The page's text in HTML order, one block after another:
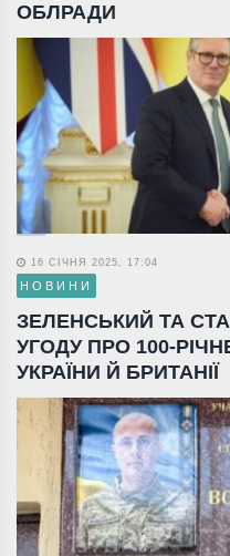
ОБЛРАДИ
16 СІЧНЯ 2025, 17:04
НОВИНИ
ЗЕЛЕНСЬКИЙ ТА
УГОДУ ПРО 100-
УКРАЇНИ Й БРИТАНІЇ